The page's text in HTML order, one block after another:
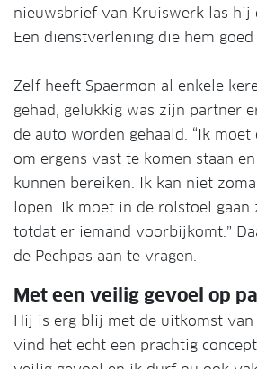
nieuwsbrief van Kruiswerk las hij
Een dienstverlening die hem goed
Zelf heeft Spaermon al enkele
gehad, gelukkig was zijn partner
de auto worden gehaald. “Ik
om ergens vast te komen staan
kunnen bereiken. Ik kan niet
lopen. Ik moet in de rolstoel gaan
totdat er iemand voorbijkomt.”
de Pechpas aan te vragen.
Met een veilig gevoel op
Hij is erg blij met de uitkomst van
vind het echt een prachtig